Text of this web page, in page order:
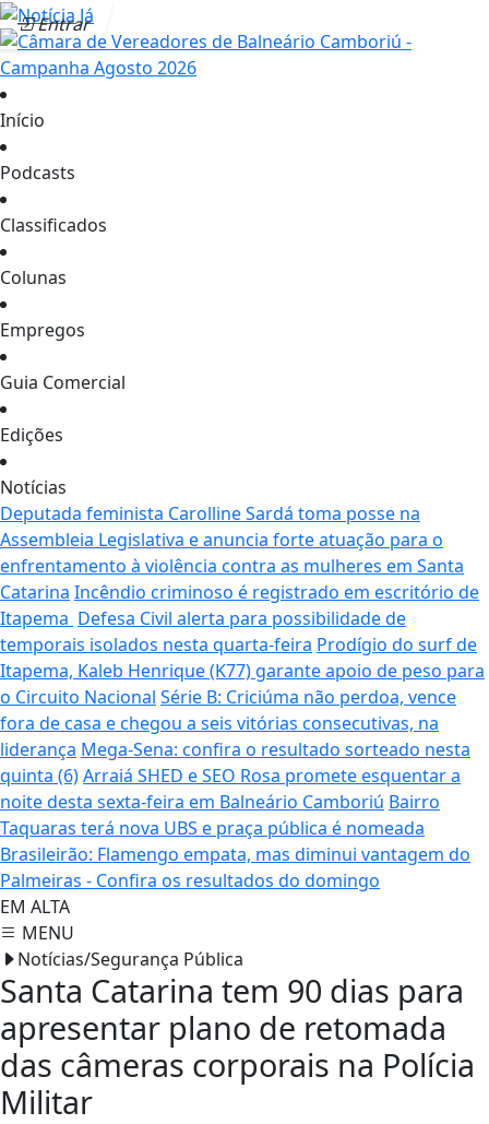
Entrar
Início
Podcasts
Classificados
Colunas
Empregos
Guia Comercial
Edições
Notícias
Deputada feminista Carolline Sardá toma posse na
Assembleia Legislativa e anuncia forte atuação para o
enfrentamento à violência contra as mulheres em Santa
Catarina Incêndio criminoso é registrado em escritório de
Itapema Defesa Civil alerta para possibilidade de
temporais isolados nesta quarta-feira Prodígio do surf de
Itapema, Kaleb Henrique (K77) garante apoio de peso para
o Circuito Nacional Série B: Criciúma não perdoa, vence
fora de casa e chegou a seis vitórias consecutivas, na
liderança Mega-Sena: confira o resultado sorteado nesta
quinta (6)Arraiá SHED e SEO Rosa promete esquentar a
noite desta sexta-feira em Balneário Camboriú Bairro
Taquaras terá nova UBS e praça pública é nomeada
Brasileirão: Flamengo empata, mas diminui vantagem do
Palmeiras - Confira os resultados do domingo
EM ALTA
MENU
Notícias/Segurança Pública
Santa Catarina tem 90 dias para
apresentar plano de retomada
das câmeras corporais na Polícia
Militar